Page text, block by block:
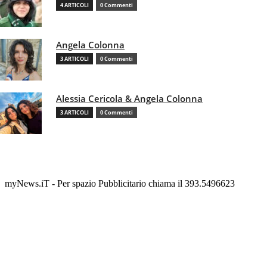
4 ARTICOLI 0 Commenti
Angela Colonna
3 ARTICOLI 0 Commenti
Alessia Cericola & Angela Colonna
3 ARTICOLI 0 Commenti
myNews.iT - Per spazio Pubblicitario chiama il 393.5496623